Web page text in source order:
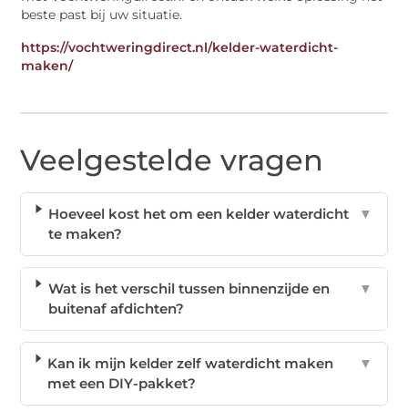
beste past bij uw situatie.
https://vochtweringdirect.nl/kelder-waterdicht-
maken/
Veelgestelde vragen
Hoeveel kost het om een kelder waterdicht
te maken?
▼
Wat is het verschil tussen binnenzijde en
buitenaf afdichten?
▼
Kan ik mijn kelder zelf waterdicht maken
met een DIY-pakket?
▼